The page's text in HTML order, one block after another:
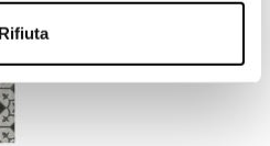
Rifiuta